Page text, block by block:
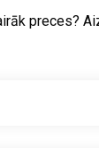
preces?